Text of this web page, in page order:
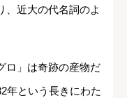
、近大の代名詞のよ
ロ」は奇跡の産物だ
年という長きにわた